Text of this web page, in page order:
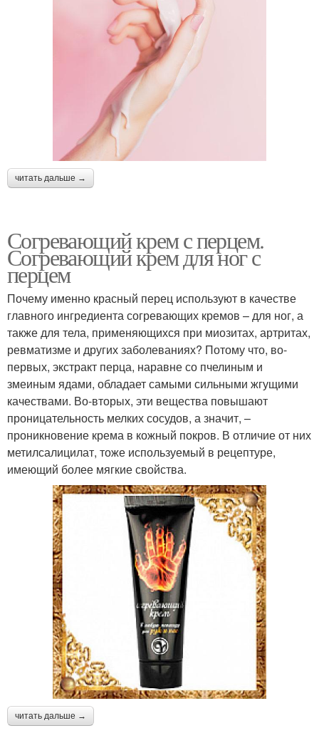
читать дальше →
Согревающий крем с перцем.
Согревающий крем для ног с
перцем
Почему именно красный перец используют в качестве
главного ингредиента согревающих кремов – для ног, а
также для тела, применяющихся при миозитах, артритах,
ревматизме и других заболеваниях? Потому что, во-
первых, экстракт перца, наравне со пчелиным и
змеиным ядами, обладает самыми сильными жгущими
качествами. Во-вторых, эти вещества повышают
проницательность мелких сосудов, а значит, –
проникновение крема в кожный покров. В отличие от них
метилсалицилат, тоже используемый в рецептуре,
имеющий более мягкие свойства.
читать дальше →